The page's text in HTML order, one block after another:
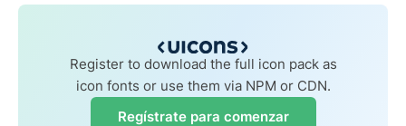
Register to download the full icon pack as
icon fonts or use them via NPM or CDN.
Regístrate para comenzar